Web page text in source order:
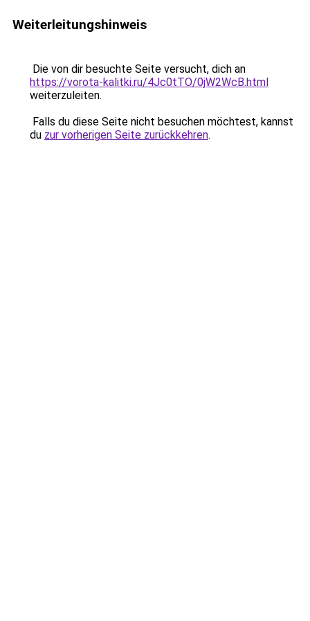
Weiterleitungshinweis
Die von dir besuchte Seite versucht, dich an
https://vorota-kalitki.ru/4Jc0tTO/0jW2WcB.html
weiterzuleiten.
Falls du diese Seite nicht besuchen möchtest, kannst
du zur vorherigen Seite zurückkehren.